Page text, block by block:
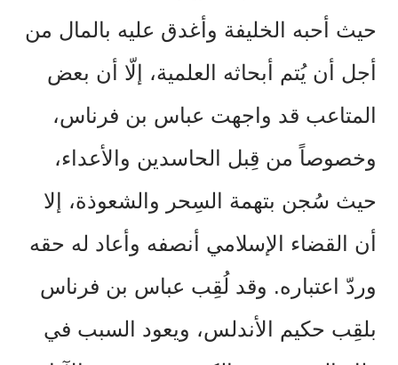
حيث أحبه الخليفة وأغدق عليه بالمال من
أجل أن يُتم أبحاثه العلمية، إلّا أن بعض
المتاعب قد واجهت عباس بن فرناس،
وخصوصاً من قِبل الحاسدين والأعداء،
حيث سُجن بتهمة السِحر والشعوذة، إلا
أن القضاء الإسلامي أنصفه وأعاد له حقه
وردّ اعتباره. وقد لُقِب عباس بن فرناس
بلقِب حكيم الأندلس، ويعود السبب في